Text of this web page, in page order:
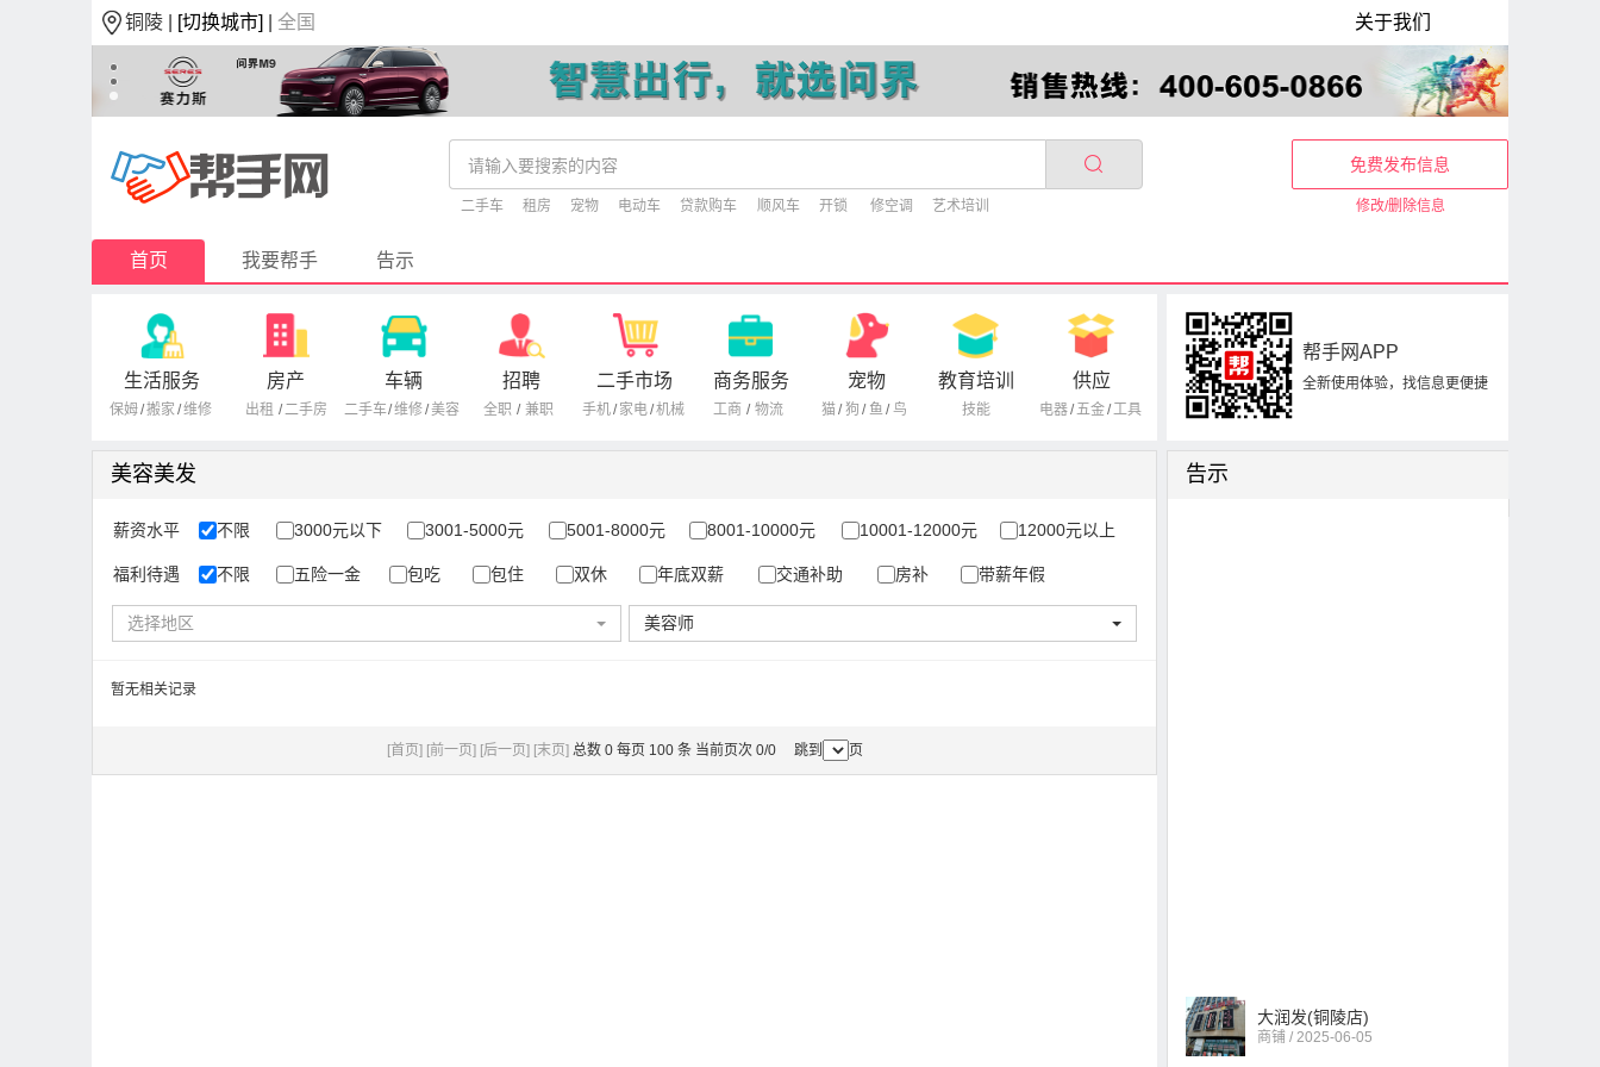
铜陵 | [切换城市] |全国 关于我们
二手车 租房 宠物 电动车 贷款购车 顺风车 开锁 修空调 艺术培训
免费发布信息
修改/删除信息
首页 我要帮手 告示
生活服务
保姆/搬家 /维修
房产
出租 /二手房
车辆
二手车/维修/美容
招聘
全职 / 兼职
二手市场
手机/ 家电/机械
商务服务
工商 / 物流
宠物
猫/ 狗 / 鱼 / 鸟
教育培训
技能
供应
电器/五金/工具
帮手网APP
全新使用体验，找信息更便捷
美容美发
薪资水平 不限 3000元以下 3001-5000元 5001-8000元 8001-10000元 10001-12000元 12000元以上
福利待遇 不限 五险一金 包吃 包住 双休 年底双薪 交通补助 房补 带薪年假
选择地区 美容师
暂无相关记录
[首页] [前一页] [后一页] [末页] 总数 0 每页 100 条 当前页次 0/0 跳到 页
告示
大润发(铜陵店)
商铺 / 2025-06-05